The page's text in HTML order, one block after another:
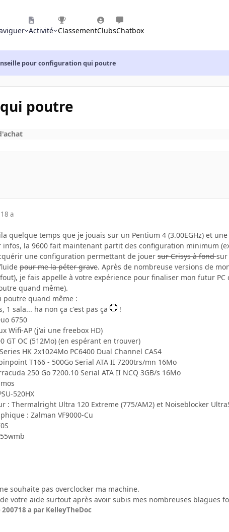
Activité ClassementClubsChatbox
pour configuration qui poutre
poutre
18 a
quelque temps que je jouais sur un Pentium 4 (3.00EGHz) et
la 9600 fait maintenant partit des configuration minimum
une configuration permettant de jouer sur Crisys à fondsur
pour me la péter grave. Après de nombreuse versions de
je fais appelle à votre expérience pour finaliser mon futur
quand même).
poutre quand même :
1 sala... ha non ça c'est pas ça
!
6750
Wifi-AP (j'ai une freebox HD)
GT OC (512Mo) (en espérant en trouver)
HK 2x1024Mo PC6400 Dual Channel CAS4
T166 - 500Go Serial ATA II 7200trs/mn 16Mo
250 Go 7200.10 Serial ATA II NCQ 3GB/s 16Mo
520HX
: Thermalright Ultra 120 Extreme (775/AM2) et Noiseblocker
: Zalman VF9000-Cu
souhaite pas overclocker ma machine.
votre aide surtout après avoir subis mes nombreuses blagues
18 a par KelleyTheDoc